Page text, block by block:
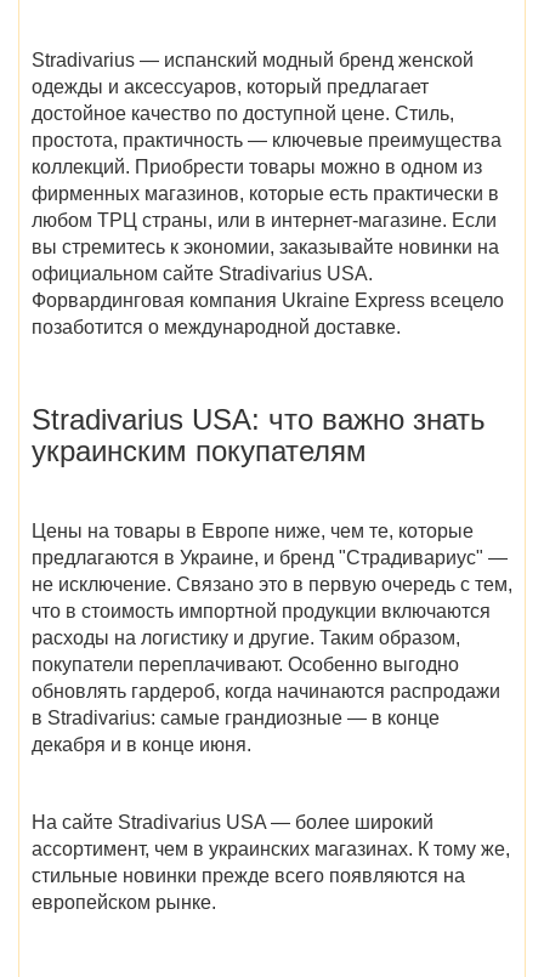
Stradivarius — испанский модный бренд женской
одежды и аксессуаров, который предлагает
достойное качество по доступной цене. Стиль,
простота, практичность — ключевые преимущества
коллекций. Приобрести товары можно в одном из
фирменных магазинов, которые есть практически в
любом ТРЦ страны, или в интернет-магазине. Если
вы стремитесь к экономии, заказывайте новинки на
официальном сайте Stradivarius USA.
Форвардинговая компания Ukraine Express всецело
позаботится о международной доставке.
Stradivarius USA: что важно знать
украинским покупателям
Цены на товары в Европе ниже, чем те, которые
предлагаются в Украине, и бренд "Страдивариус" —
не исключение. Связано это в первую очередь с тем,
что в стоимость импортной продукции включаются
расходы на логистику и другие. Таким образом,
покупатели переплачивают. Особенно выгодно
обновлять гардероб, когда начинаются распродажи
в Stradivarius: самые грандиозные — в конце
декабря и в конце июня.
На сайте Stradivarius USA — более широкий
ассортимент, чем в украинских магазинах. К тому же,
стильные новинки прежде всего появляются на
европейском рынке.